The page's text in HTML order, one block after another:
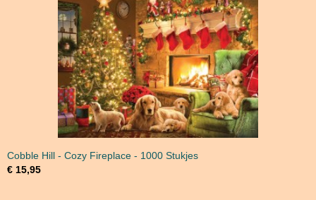
Cobble Hill - Cozy Fireplace - 1000 Stukjes
€ 15,95